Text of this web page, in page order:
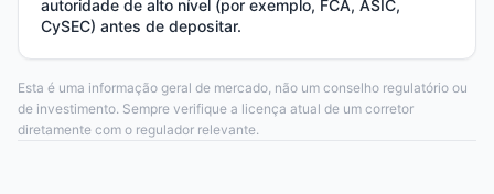
autoridade de alto nível (por exemplo, FCA, ASIC,
CySEC) antes de depositar.
Esta é uma informação geral de mercado, não um conselho regulatório ou
de investimento. Sempre verifique a licença atual de um corretor
diretamente com o regulador relevante.